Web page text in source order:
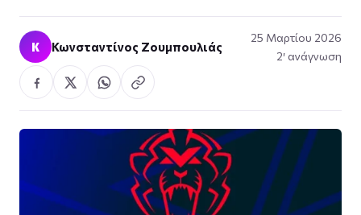
Κ Κωνσταντίνος Ζουμπουλιάς
25 Μαρτίου 2026
2′ ανάγνωση